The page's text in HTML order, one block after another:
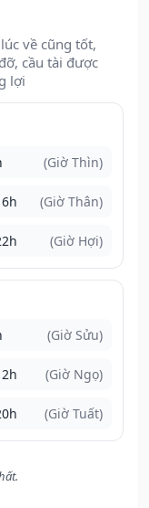
về cũng tốt,
cầu tài được
lợi
(Giờ Thìn)
(Giờ Thân)
(Giờ Hợi)
(Giờ Sửu)
(Giờ Ngọ)
(Giờ Tuất)